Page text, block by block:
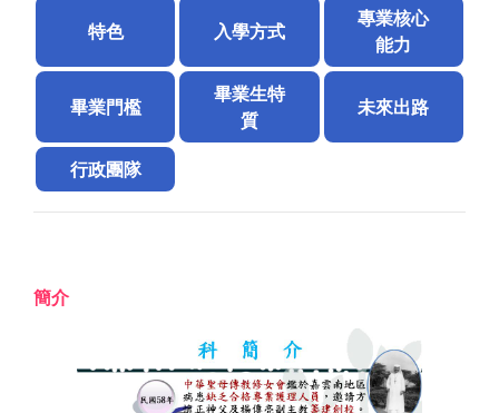
特色 入學方式
專業核心
能力
畢業門檻
畢業生特
質
未來出路
行政團隊
簡介